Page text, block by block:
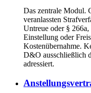
Das zentrale Modul.
veranlassten
Untreue oder §
Einstellung oder
Kostenübernahme.
D&O ausschließlich
adressiert.